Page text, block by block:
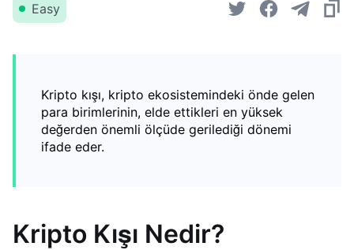
Easy
Kripto kışı, kripto ekosistemindeki önde gelen
para birimlerinin, elde ettikleri en yüksek
değerden önemli ölçüde gerilediği dönemi
ifade eder.
Kripto Kışı Nedir?